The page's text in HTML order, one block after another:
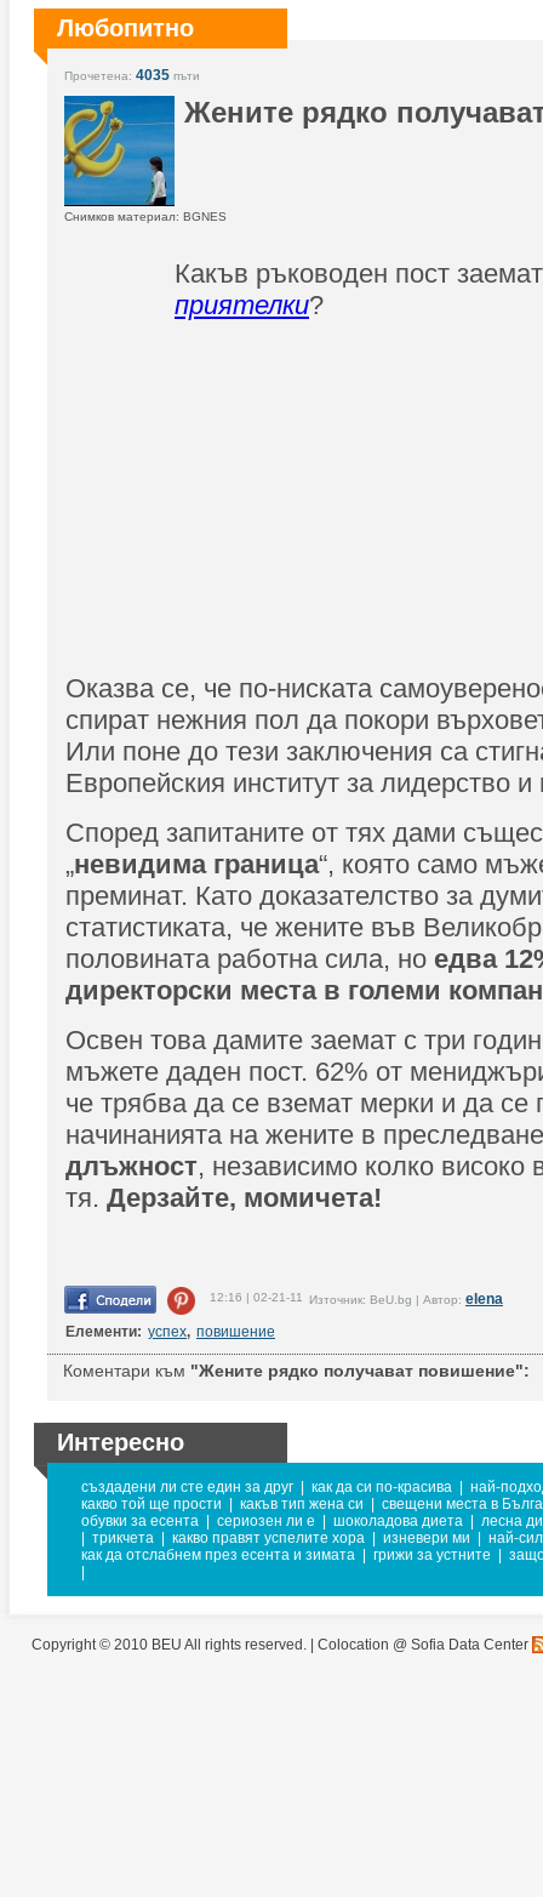
Любопитно
Прочетена: 4035 пъти
Жените рядко
Снимков материал: BGNES
Какъв ръководен пост
приятелки?
Оказва се, че по-ниската
спират нежния пол да покори
Или поне до тези заключения са
Европейския институт за лидерство
Според запитаните от тях дами
„невидима граница“, която само
преминат. Като доказателство за
статистиката, че жените във
половината работна сила, но едва
директорски места в големи
Освен това дамите заемат с три
мъжете даден пост. 62% от
че трябва да се вземат мерки и да се
начинанията на жените в
длъжност, независимо колко високо
тя. Дерзайте, момичета!
12:16 | 02-21-11 Източник: BeU.bg | Автор: elena
Елементи: успех, повишение
Коментари към "Жените рядко получават повишение":
Интересно
създадени ли сте един за друг как да си по-красива
най-
какво той ще прости
какъв тип жена си
свещени места в
обувки за есента
сериозен ли е шоколадова диета
лесна
трикчета какво правят успелите хора изневери ми
най-
как да отслабнем през есента и зимата
грижи за устните
Copyright © 2010 BEU All rights reserved. | Colocation @ Sofia Data Center